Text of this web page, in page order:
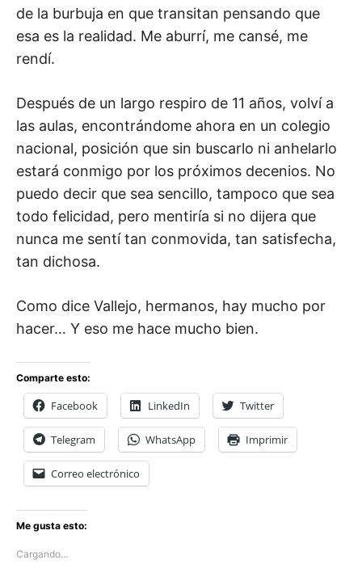
de la burbuja en que transitan pensando que
esa es la realidad. Me aburrí, me cansé, me
rendí.
Después de un largo respiro de 11 años, volví a
las aulas, encontrándome ahora en un colegio
nacional, posición que sin buscarlo ni anhelarlo
estará conmigo por los próximos decenios. No
puedo decir que sea sencillo, tampoco que sea
todo felicidad, pero mentiría si no dijera que
nunca me sentí tan conmovida, tan satisfecha,
tan dichosa.
Como dice Vallejo, hermanos, hay mucho por
hacer… Y eso me hace mucho bien.
Comparte esto:
Facebook LinkedIn Twitter
Telegram WhatsApp Imprimir
Correo electrónico
Me gusta esto:
Cargando...